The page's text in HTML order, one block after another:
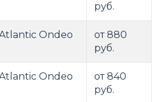
руб.
Ondeo
от 880
руб.
Ondeo
от 840
руб.